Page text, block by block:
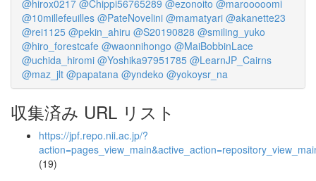
@hirox0217 @Chippi56765289 @ezonoito @marooooomi
@10millefeuilles @PateNovelini @mamatyari @akanette23
@rei1125 @pekin_ahiru @S20190828 @smiling_yuko
@hiro_forestcafe @waonnihongo @MaiBobbinLace
@uchida_hiromi @Yoshika97951785 @LearnJP_Cairns
@maz_jlt @papatana @yndeko @yokoysr_na
収集済み URL リスト
https://jpf.repo.nii.ac.jp/?
(19)